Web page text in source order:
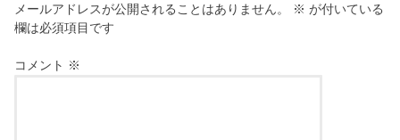
メールアドレスが公開されることはありません。 ※ が付いている
欄は必須項目です
コメント ※